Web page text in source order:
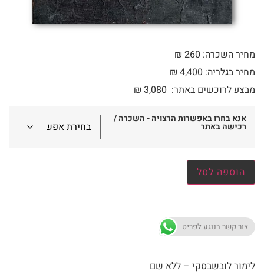
מחיר השכרה: 260 ₪
מחיר בגלריה: 4,400 ₪
מבצע לרוכשים באתר:
₪ 3,080
אנא בחרו באפשרות הרצויה - השכרה /
רכישה באתר
הוספה לסל
צור קשר בנוגע לפריט
לימור לובשבסקי – ללא שם